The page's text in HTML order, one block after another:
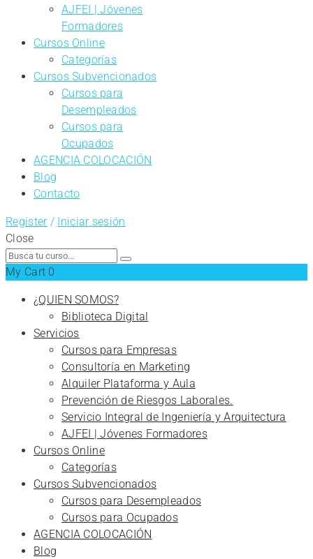
AJFEI | Jóvenes
Formadores
Cursos Online
Categorías
Cursos Subvencionados
Cursos para
Desempleados
Cursos para
Ocupados
AGENCIA COLOCACIÓN
Blog
Contacto
Register/ Iniciar sesión
Close
Search
for:
My Cart 0
¿QUIEN SOMOS?
Biblioteca Digital
Servicios
Cursos para Empresas
Consultoría en Marketing
Alquiler Plataforma y Aula
Prevención de Riesgos Laborales.
Servicio Integral de Ingeniería y Arquitectura
AJFEI | Jóvenes Formadores
Cursos Online
Categorías
Cursos Subvencionados
Cursos para Desempleados
Cursos para Ocupados
AGENCIA COLOCACIÓN
Blog